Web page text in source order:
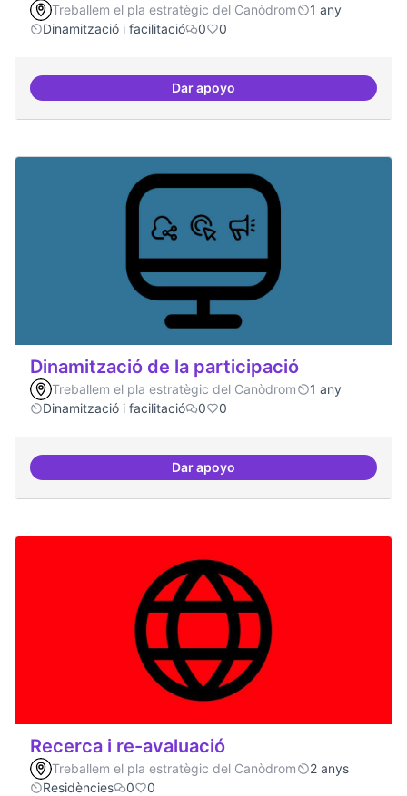
Treballem el pla estratègic del Canòdrom
1 any
Dinamització i facilitació
0 0
Dar apoyoEspai grades democràtiques
Dinamització de la participació
Treballem el pla estratègic del Canòdrom
1 any
Dinamització i facilitació
0 0
Dar apoyoDinamització de la participació
Recerca i re-avaluació
Treballem el pla estratègic del Canòdrom
2 anys
Residències
0 0